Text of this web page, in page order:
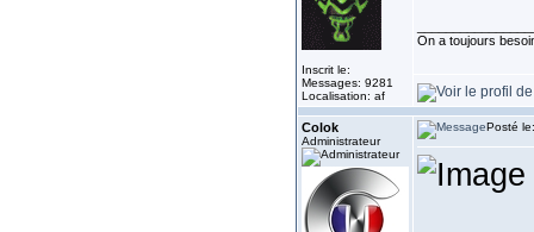
Inscrit le:
Messages: 9281
Localisation: af
On a toujours
Colok
Administrateur
Posté